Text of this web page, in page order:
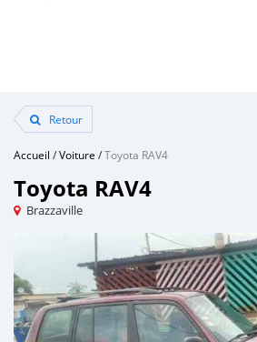
Retour
Accueil /Voiture /Toyota RAV4
Toyota RAV4
Brazzaville